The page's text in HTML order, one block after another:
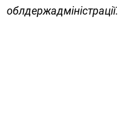
облдержадміністрації.